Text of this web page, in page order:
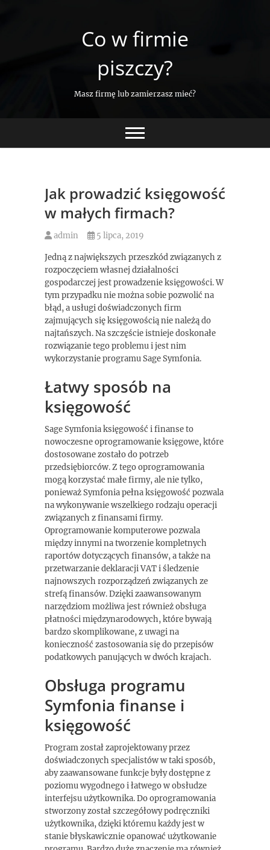
Co w firmie
piszczy?
Masz firmę lub zamierzasz mieć?
Jak prowadzić księgowość
w małych firmach?
admin 5 lipca, 2019
Jedną z największych przeszkód związanych z
rozpoczęciem własnej działalności
gospodarczej jest prowadzenie księgowości. W
tym przypadku nie można sobie pozwolić na
błąd, a usługi doświadczonych firm
zajmujących się księgowością nie należą do
najtańszych. Na szczęście istnieje doskonałe
rozwiązanie tego problemu i jest nim
wykorzystanie programu Sage Symfonia.
Łatwy sposób na
księgowość
Sage Symfonia księgowość i finanse to
nowoczesne oprogramowanie księgowe, które
dostosowane zostało do potrzeb
przedsiębiorców. Z tego oprogramowania
mogą korzystać małe firmy, ale nie tylko,
ponieważ Symfonia pełna księgowość pozwala
na wykonywanie wszelkiego rodzaju operacji
związanych z finansami firmy.
Oprogramowanie komputerowe pozwala
między innymi na tworzenie kompletnych
raportów dotyczących finansów, a także na
przetwarzanie deklaracji VAT i śledzenie
najnowszych rozporządzeń związanych ze
strefą finansów. Dzięki zaawansowanym
narzędziom możliwa jest również obsługa
płatności międzynarodowych, które bywają
bardzo skomplikowane, z uwagi na
konieczność zastosowania się do przepisów
podatkowych panujących w dwóch krajach.
Obsługa programu
Symfonia finanse i
księgowość
Program został zaprojektowany przez
doświadczonych specjalistów w taki sposób,
aby zaawansowane funkcje były dostępne z
poziomu wygodnego i łatwego w obsłudze
interfejsu użytkownika. Do oprogramowania
stworzony został szczegółowy podręczniki
użytkownika, dzięki któremu każdy jest w
stanie błyskawicznie opanować użytkowanie